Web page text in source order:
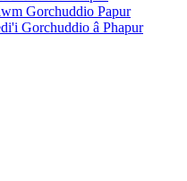
Gorchuddio Papur
Gorchuddio â Phapur